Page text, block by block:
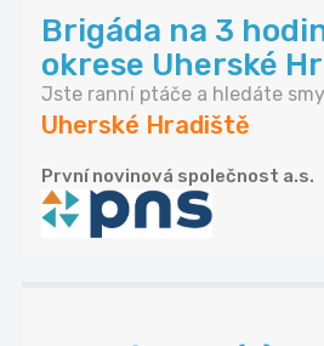
Brigáda na 3
okrese Uherské
Jste ranní ptáče a hledáte
Uherské Hradiště
První novinová společnost a.s.